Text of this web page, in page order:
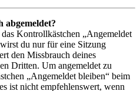
abgemeldet?
Kontrollkästchen „Angemeldet
du nur für eine Sitzung
den Missbrauch deines
Dritten. Um angemeldet zu
„Angemeldet bleiben“ beim
ist nicht empfehlenswert, wenn